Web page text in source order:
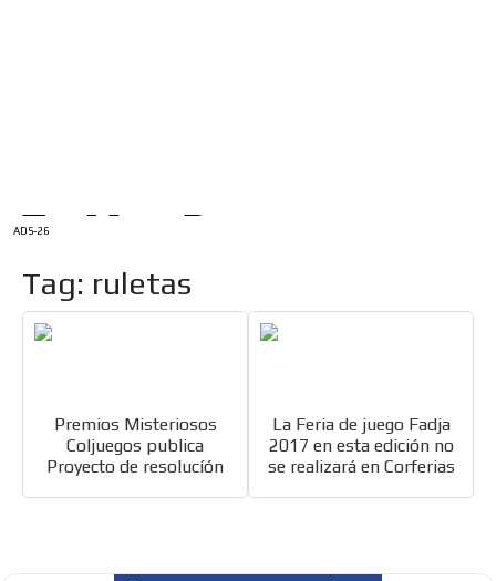
ADS-26
Tag: ruletas
Premios Misteriosos
Coljuegos publica
Proyecto de resolucíón
La Feria de juego Fadja
2017 en esta edición no
se realizará en Corferias